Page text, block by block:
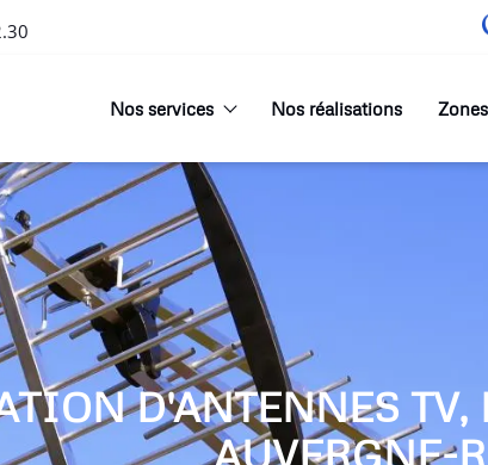
Nos services Nos réalisations
D'ANTENNES TV,
AUVERGNE-